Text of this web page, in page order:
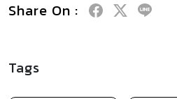
Share On :
Tags